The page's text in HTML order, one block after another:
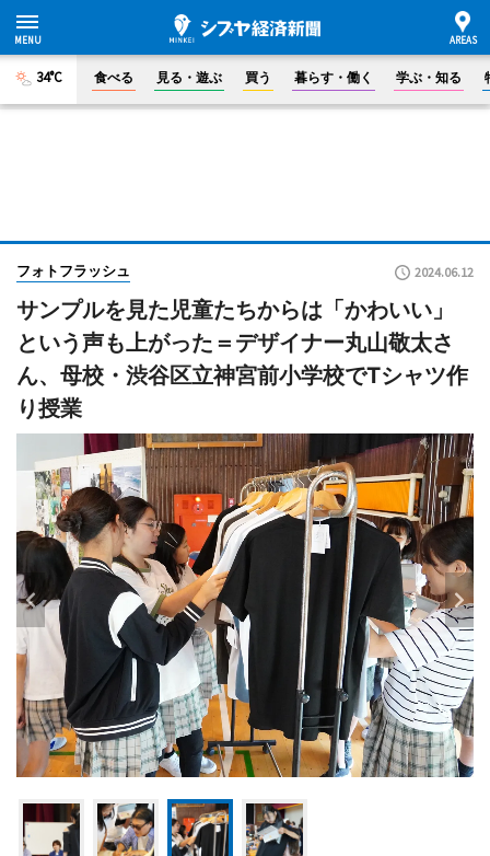
34°C 食べる 見る・遊ぶ 買う 暮らす・働く 学ぶ・知る
フォトフラッシュ 2024.06.12
サンプルを見た児童たちからは「かわいい」
という声も上がった＝デザイナー丸山敬太さ
ん、母校・渋谷区立神宮前小学校でTシャツ作
り授業